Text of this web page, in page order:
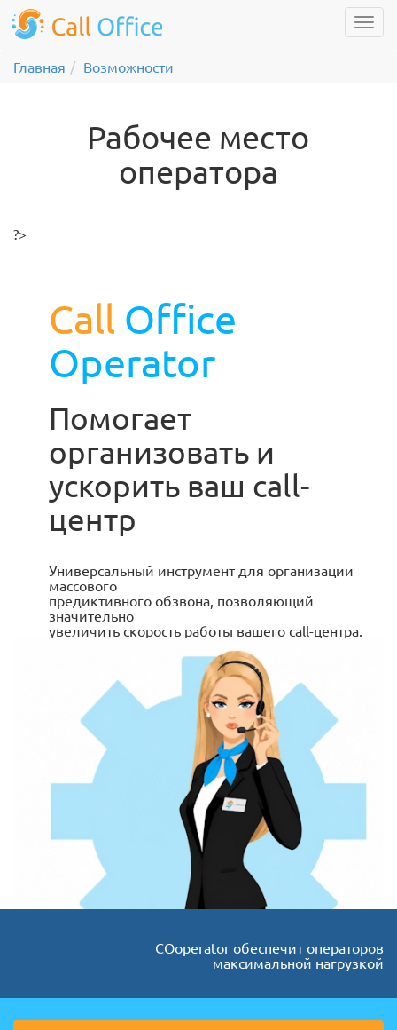
Главная Возможности
Рабочее место
оператора
?>
Call Office
Operator
Помогает
организовать и
ускорить ваш call-
центр
Универсальный инструмент для организации
массового
предиктивного обзвона, позволяющий
значительно
увеличить скорость работы вашего call-центра.
COoperator обеспечит операторов
максимальной нагрузкой